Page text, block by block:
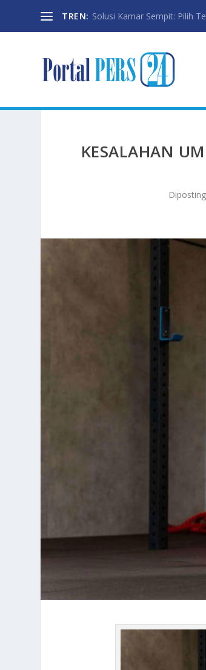
TREN: Solusi Kamar Sempit: Pilih
KESALAHAN